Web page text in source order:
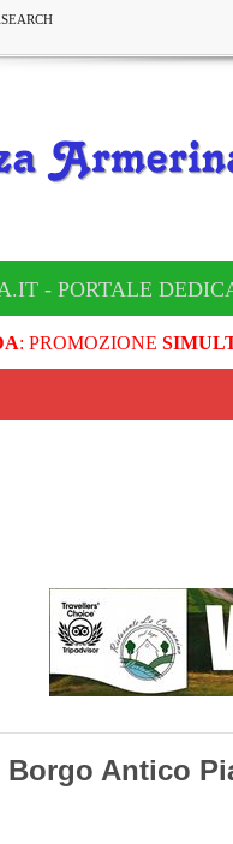
- PORTALE
: PROMOZIONE
Borgo Antico